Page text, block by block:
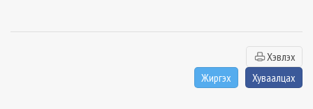
Хэвлэх
Жиргэх
Хуваалцах